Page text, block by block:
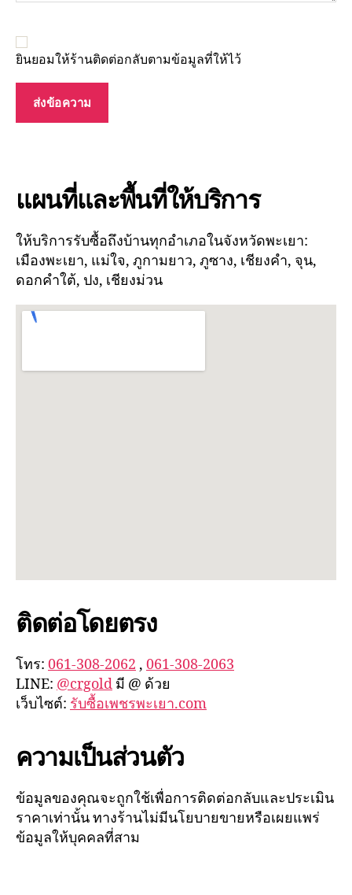
ยินยอมให้ร้านติดต่อกลับตามข้อมูลที่ให้ไว้
ส่งข้อความ
แผนที่และพื้นที่ให้บริการ
ให้บริการรับซื้อถึงบ้านทุกอำเภอในจังหวัดพะเยา:
เมืองพะเยา, แม่ใจ, ภูกามยาว, ภูซาง, เชียงคำ, จุน,
ดอกคำใต้, ปง, เชียงม่วน
ติดต่อโดยตรง
โทร: 061-308-2062 , 061-308-2063
LINE: @crgold มี @ ด้วย
เว็บไซต์: รับซื้อเพชรพะเยา.com
ความเป็นส่วนตัว
ข้อมูลของคุณจะถูกใช้เพื่อการติดต่อกลับและประเมิน
ราคาเท่านั้น ทางร้านไม่มีนโยบายขายหรือเผยแพร่
ข้อมูลให้บุคคลที่สาม